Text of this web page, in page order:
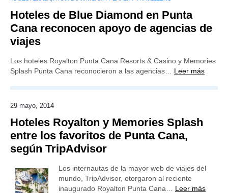
Hoteles de Blue Diamond en Punta
Cana reconocen apoyo de agencias de
viajes
Los hoteles Royalton Punta Cana Resorts & Casino y Memories
Splash Punta Cana reconocieron a las agencias… Leer más
29 mayo, 2014
Hoteles Royalton y Memories Splash
entre los favoritos de Punta Cana,
según TripAdvisor
Los internautas de la mayor web de viajes del
mundo, TripAdvisor, otorgaron al reciente
inaugurado Royalton Punta Cana… Leer más